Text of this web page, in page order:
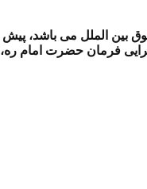
دارای دکترای حقوق بین الملل
فرمان حضرت امام ره،